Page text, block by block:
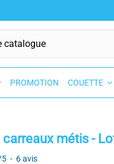
PROMOTION COUETTE
métis -
5 - 6avis